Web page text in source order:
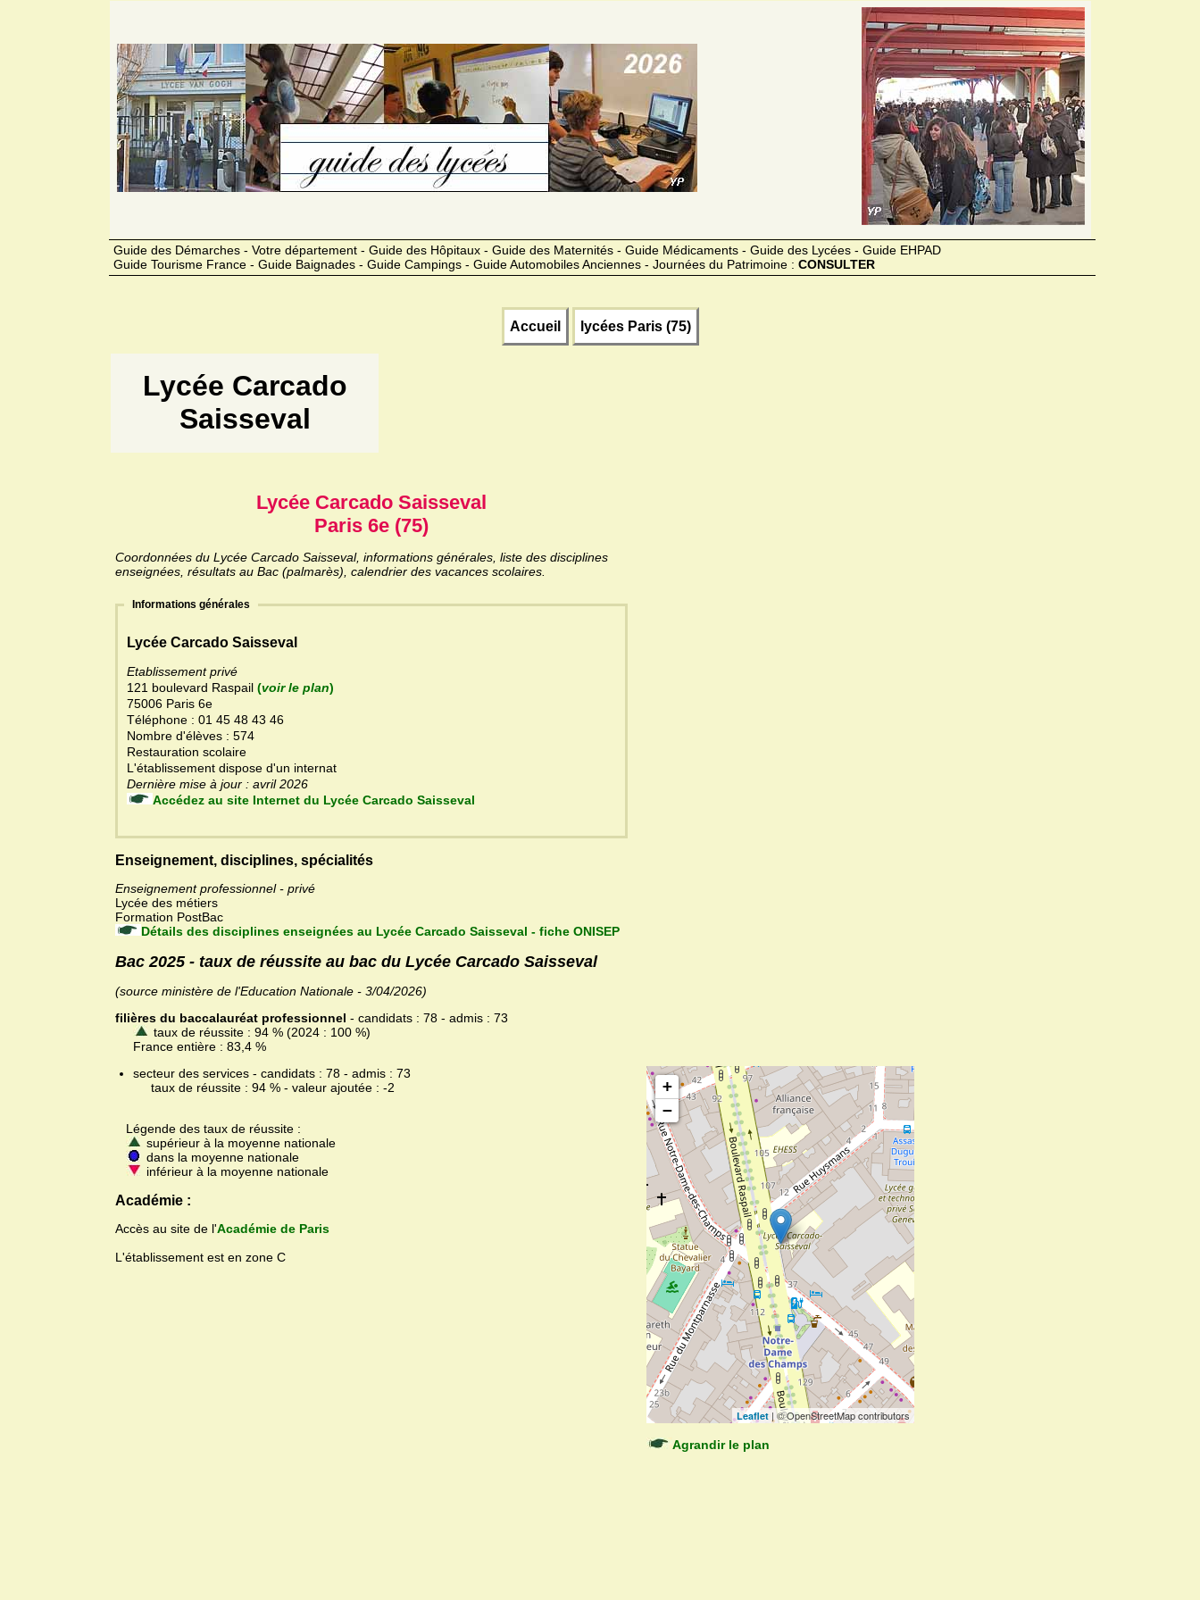
Guide des Démarches - Votre département - Guide des Hôpitaux - Guide des Maternités - Guide Médicaments - Guide des Lycées - Guide EHPAD
Guide Tourisme France - Guide Baignades - Guide Campings - Guide Automobiles Anciennes - Journées du Patrimoine : CONSULTER
Accueil lycées Paris (75)
Lycée Carcado
Saisseval
Lycée Carcado Saisseval
Paris 6e (75)
Coordonnées du Lycée Carcado Saisseval, informations générales, liste des disciplines
enseignées, résultats au Bac (palmarès), calendrier des vacances scolaires.
Informations générales
Lycée Carcado Saisseval
Etablissement privé
121 boulevard Raspail (voir le plan)
75006 Paris 6e
Téléphone : 01 45 48 43 46
Nombre d'élèves : 574
Restauration scolaire
L'établissement dispose d'un internat
Dernière mise à jour : avril 2026
Accédez au site Internet du Lycée Carcado Saisseval
Enseignement, disciplines, spécialités
Enseignement professionnel - privé
Lycée des métiers
Formation PostBac
Détails des disciplines enseignées au Lycée Carcado Saisseval - fiche ONISEP
Bac 2025 - taux de réussite au bac du Lycée Carcado Saisseval
(source ministère de l'Education Nationale - 3/04/2026)
filières du baccalauréat professionnel - candidats : 78 - admis : 73
taux de réussite : 94 % (2024 : 100 %)
France entière : 83,4 %
secteur des services - candidats : 78 - admis : 73
taux de réussite : 94 % - valeur ajoutée : -2
Légende des taux de réussite :
supérieur à la moyenne nationale
dans la moyenne nationale
inférieur à la moyenne nationale
Académie :
Accès au site de l'Académie de Paris
L'établissement est en zone C
+
−
Leaflet | © OpenStreetMap contributors
Agrandir le plan